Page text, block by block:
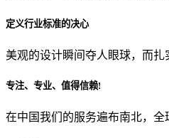
贵公司的团队规模是？
从哪里了解到我们？
定义行业标准的决心
美观的设计瞬间夺人眼球，而扎
专注、专业、值得信赖!
在中国我们的服务遍布南北，全